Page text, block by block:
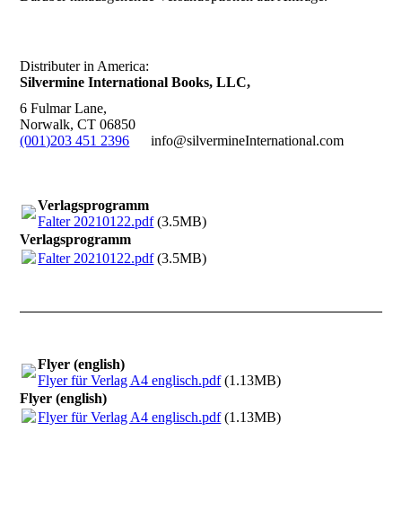
Distributer in America:
Silvermine International Books, LLC,
6 Fulmar Lane,
Norwalk, CT 06850
(001)203 451 2396 info@silvermineInternational.com
Verlagsprogramm
Falter 20210122.pdf(3.5MB)
Verlagsprogramm
Falter 20210122.pdf(3.5MB)
Flyer (english)
Flyer für Verlag A4 englisch.pdf(1.13MB)
Flyer (english)
Flyer für Verlag A4 englisch.pdf(1.13MB)